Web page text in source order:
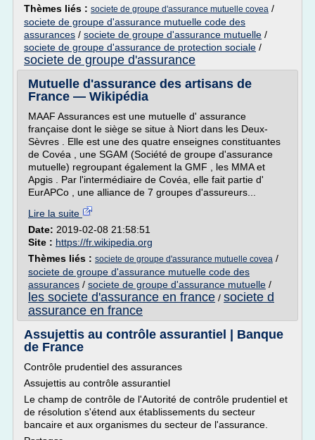
Thèmes liés : societe de groupe d'assurance mutuelle covea /
societe de groupe d'assurance mutuelle code des
assurances / societe de groupe d'assurance mutuelle /
societe de groupe d'assurance de protection sociale /
societe de groupe d'assurance
Mutuelle d'assurance des artisans de
France — Wikipédia
MAAF Assurances est une mutuelle d' assurance
française dont le siège se situe à Niort dans les Deux-
Sèvres . Elle est une des quatre enseignes constituantes
de Covéa , une SGAM (Société de groupe d'assurance
mutuelle) regroupant également la GMF , les MMA et
Apgis . Par l'intermédiaire de Covéa, elle fait partie d'
EurAPCo , une alliance de 7 groupes d'assureurs...
Lire la suite
Date: 2019-02-08 21:58:51
Site : https://fr.wikipedia.org
Thèmes liés : societe de groupe d'assurance mutuelle covea /
societe de groupe d'assurance mutuelle code des
assurances / societe de groupe d'assurance mutuelle /
les societe d'assurance en france / societe d
assurance en france
Assujettis au contrôle assurantiel | Banque
de France
Contrôle prudentiel des assurances
Assujettis au contrôle assurantiel
Le champ de contrôle de l'Autorité de contrôle prudentiel et
de résolution s'étend aux établissements du secteur
bancaire et aux organismes du secteur de l'assurance.